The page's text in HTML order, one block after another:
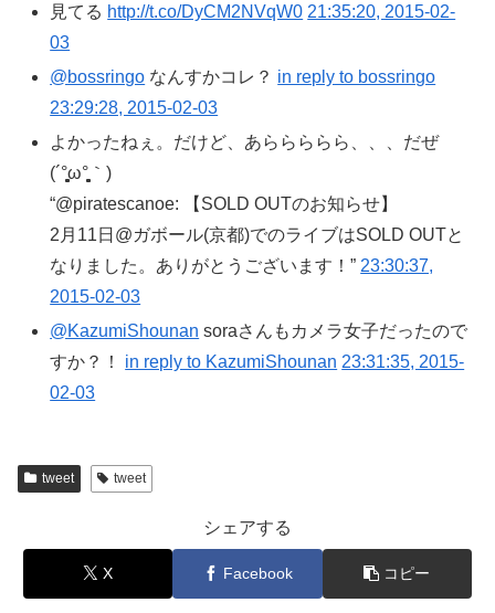
見てる http://t.co/DyCM2NVqW0 21:35:20, 2015-02-
03
@bossringo なんすかコレ？ in reply to bossringo
23:29:28, 2015-02-03
よかったねぇ。だけど、あららららら、、、だぜ
(´°̥̥̥̥̥̥̥̥ω°̥̥̥̥̥̥̥̥｀)
“@piratescanoe: 【SOLD OUTのお知らせ】
2月11日@ガボール(京都)でのライブはSOLD OUTと
なりました。ありがとうございます！” 23:30:37,
2015-02-03
@KazumiShounan soraさんもカメラ女子だったので
すか？！ in reply to KazumiShounan 23:31:35, 2015-
02-03
tweet tweet
シェアする
X Facebook コピー